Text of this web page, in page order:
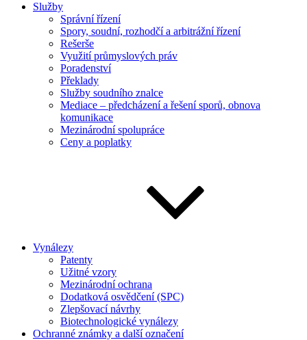
Služby
Správní řízení
Spory, soudní, rozhodčí a arbitrážní řízení
Rešerše
Využití průmyslových práv
Poradenství
Překlady
Služby soudního znalce
Mediace – předcházení a řešení sporů, obnova
komunikace
Mezinárodní spolupráce
Ceny a poplatky
Vynálezy
Patenty
Užitné vzory
Mezinárodní ochrana
Dodatková osvědčení (SPC)
Zlepšovací návrhy
Biotechnologické vynálezy
Ochranné známky a další označení